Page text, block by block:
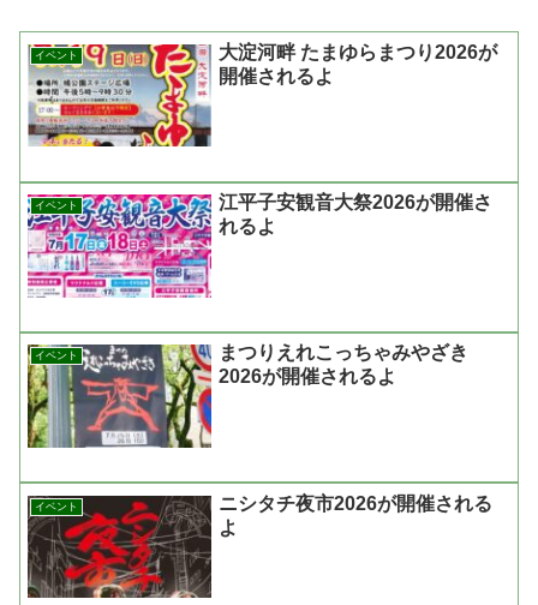
イベント
大淀河畔 たまゆらまつり2026が
開催されるよ
イベント
江平子安観音大祭2026が開催さ
れるよ
イベント
まつりえれこっちゃみやざき
2026が開催されるよ
イベント
ニシタチ夜市2026が開催される
よ